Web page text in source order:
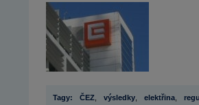
Tagy: ČEZ výsledky elektřina